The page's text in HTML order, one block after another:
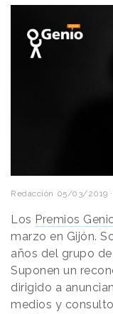
Redacción 05/03/2019 ·
Los Premios
marzo en Gijón.
años del grupo
Suponen un
dirigido a
medios y